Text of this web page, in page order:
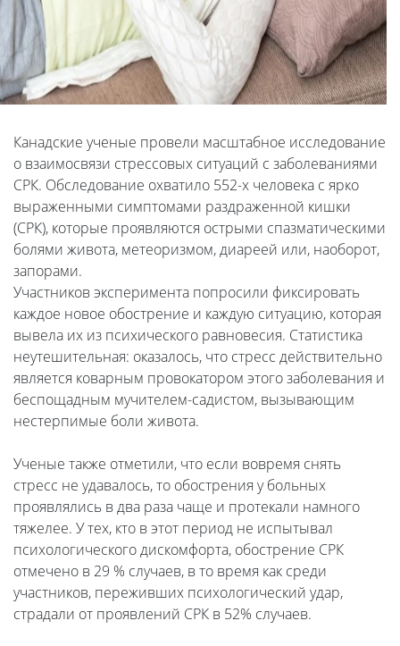
Канадские ученые провели масштабное исследование
о взаимосвязи стрессовых ситуаций с заболеваниями
СРК. Обследование охватило 552-х человека с ярко
выраженными симптомами раздраженной кишки
(СРК), которые проявляются острыми спазматическими
болями живота, метеоризмом, диареей или, наоборот,
запорами.
Участников эксперимента попросили фиксировать
каждое новое обострение и каждую ситуацию, которая
вывела их из психического равновесия. Статистика
неутешительная: оказалось, что стресс действительно
является коварным провокатором этого заболевания и
беспощадным мучителем-садистом, вызывающим
нестерпимые боли живота.
Ученые также отметили, что если вовремя снять
стресс не удавалось, то обострения у больных
проявлялись в два раза чаще и протекали намного
тяжелее. У тех, кто в этот период не испытывал
психологического дискомфорта, обострение СРК
отмечено в 29 % случаев, в то время как среди
участников, переживших психологический удар,
страдали от проявлений СРК в 52% случаев.